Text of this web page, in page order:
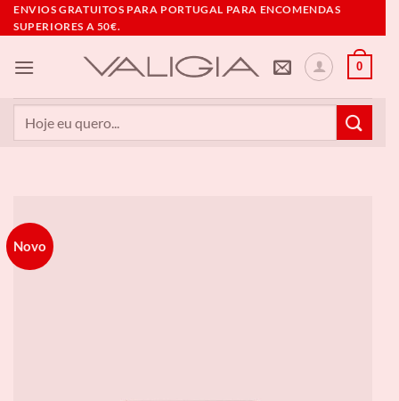
Skip
to
ENVIOS GRATUITOS PARA PORTUGAL PARA ENCOMENDAS
SUPERIORES A 50€.
0
Novo